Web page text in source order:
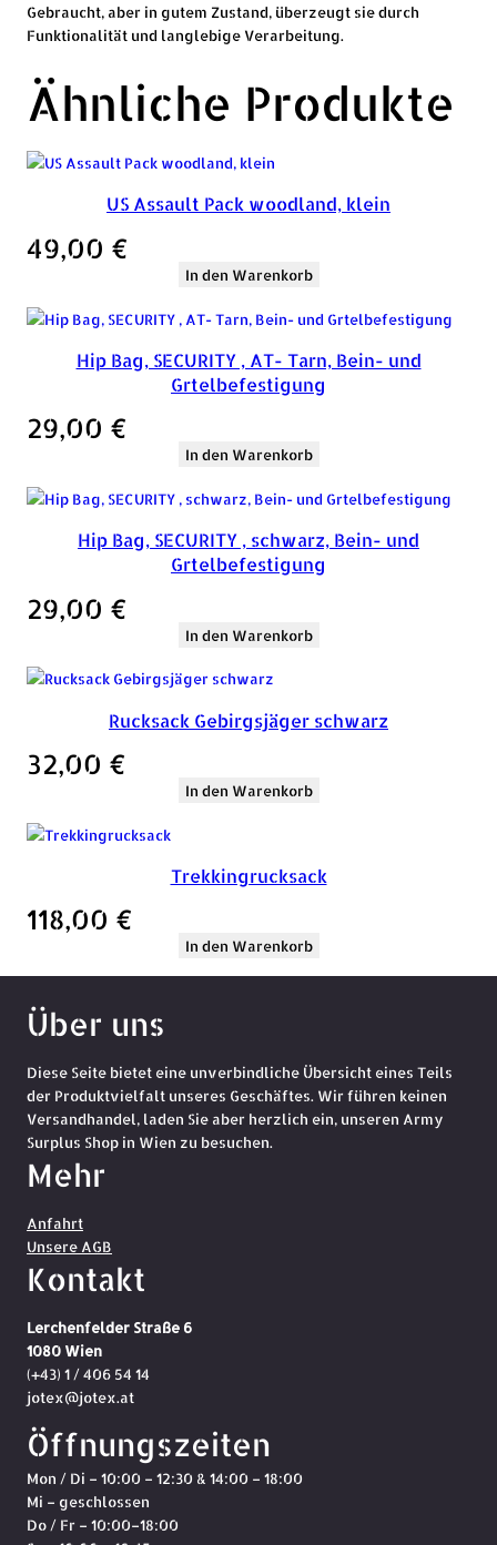
Gebraucht, aber in gutem Zustand, überzeugt sie durch
Funktionalität und langlebige Verarbeitung.
Ähnliche Produkte
US Assault Pack woodland, klein
49,00 €
In den Warenkorb
Hip Bag, SECURITY , AT- Tarn, Bein- und
Grtelbefestigung
29,00 €
In den Warenkorb
Hip Bag, SECURITY , schwarz, Bein- und
Grtelbefestigung
29,00 €
In den Warenkorb
Rucksack Gebirgsjäger schwarz
32,00 €
In den Warenkorb
Trekkingrucksack
118,00 €
In den Warenkorb
Über uns
Diese Seite bietet eine unverbindliche Übersicht eines Teils
der Produktvielfalt unseres Geschäftes. Wir führen keinen
Versandhandel, laden Sie aber herzlich ein, unseren Army
Surplus Shop in Wien zu besuchen.
Mehr
Anfahrt
Unsere AGB
Kontakt
Lerchenfelder Straße 6
1080 Wien
(+43) 1 / 406 54 14
jotex@jotex.at
Öffnungszeiten
Mon / Di – 10:00 – 12:30 & 14:00 – 18:00
Mi – geschlossen
Do / Fr – 10:00–18:00